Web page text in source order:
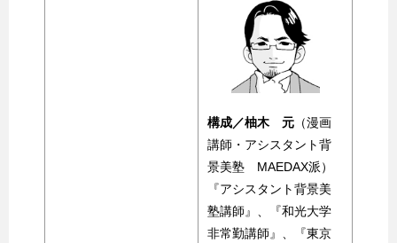
構成／柚木 元 （漫画
講師・アシスタント背
景美塾 MAEDAX派）
『アシスタント背景美
塾講師』、『和光大学
非常勤講師』、『東京